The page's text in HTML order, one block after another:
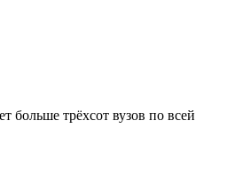
больше трёхсот вузов по всей